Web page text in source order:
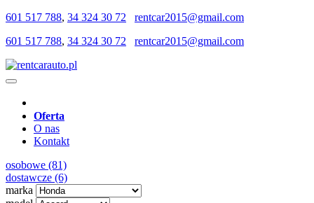
601 517 788, 34 324 30 72
rentcar2015@gmail.com
601 517 788, 34 324 30 72 rentcar2015@gmail.com
Oferta
O nas
Kontakt
osobowe (81)
dostawcze (6)
marka